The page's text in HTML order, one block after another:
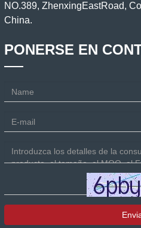
NO.389, ZhenxingEastRoad,
China.
PONERSE EN